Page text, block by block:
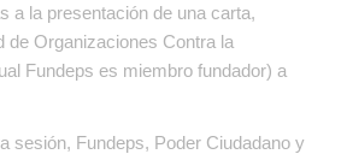
a la presentación de una carta,
de Organizaciones Contra la
Fundeps es miembro fundador) a
sesión, Fundeps, Poder Ciudadano y